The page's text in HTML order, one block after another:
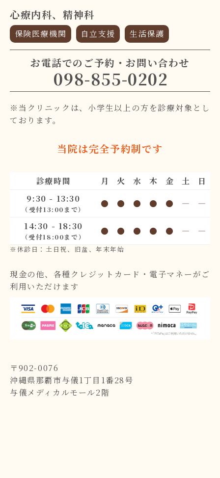
心療内科、精神科
保険医療機関 自立支援 生活保護
お電話でのご予約・お問い合わせ
098-855-0202
※当クリニックは、小学生以上の方を診療対象とし
ております。
当院は完全予約制です
診療時間 月 火 水 木 金 土
日
9:30 - 13:30
（受付13:00まで）
● ● ● ● ● ―
―
14:30 - 18:30
（受付18:00まで）
● ● ● ● ● ― ―
※休診日：土日祝、旧盆、年末年始
現金の他、各種クレジットカード・電子マネーがご
利用いただけます
〒902-0076
沖縄県那覇市与儀1丁目1番28号
与儀メディカルモール2階